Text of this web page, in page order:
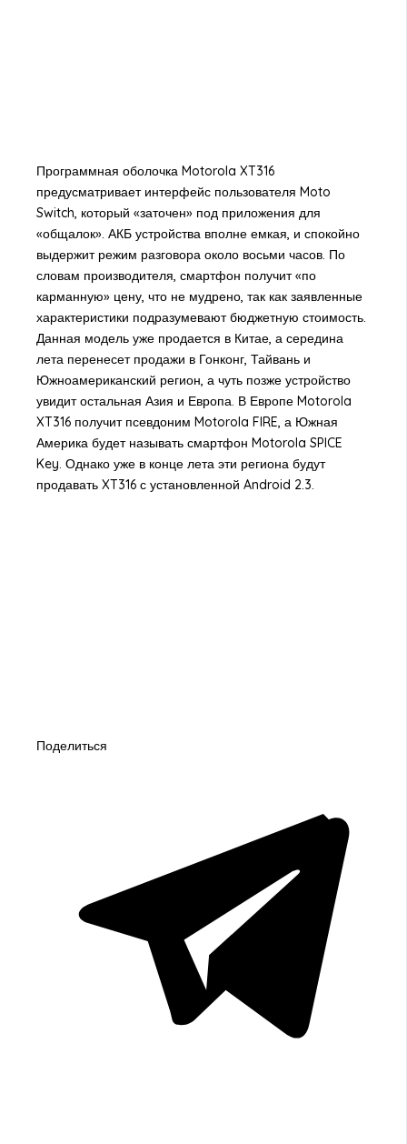
Программная оболочка Motorola XT316
предусматривает интерфейс пользователя Moto
Switch, который «заточен» под приложения для
«общалок». АКБ устройства вполне емкая, и спокойно
выдержит режим разговора около восьми часов. По
словам производителя, смартфон получит «по
карманную» цену, что не мудрено, так как заявленные
характеристики подразумевают бюджетную стоимость.
Данная модель уже продается в Китае, а середина
лета перенесет продажи в Гонконг, Тайвань и
Южноамериканский регион, а чуть позже устройство
увидит остальная Азия и Европа. В Европе Motorola
XT316 получит псевдоним Motorola FIRE, а Южная
Америка будет называть смартфон Motorola SPICE
Key. Однако уже в конце лета эти региона будут
продавать XT316 с установленной Android 2.3.
Поделиться